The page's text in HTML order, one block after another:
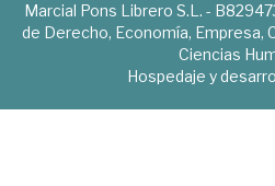
Marcial Pons Librero S.L. -
de Derecho, Economía, Empresa,
Ciencias
Hospedaje y